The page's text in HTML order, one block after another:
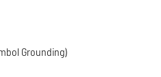
Grounding)